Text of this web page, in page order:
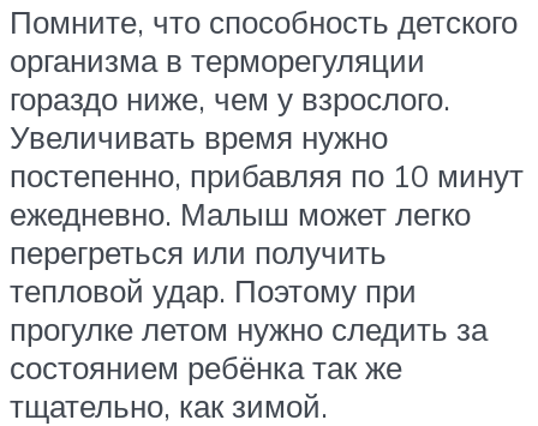
Помните, что способность детского
организма в терморегуляции
гораздо ниже, чем у взрослого.
Увеличивать время нужно
постепенно, прибавляя по 10 минут
ежедневно. Малыш может легко
перегреться или получить
тепловой удар. Поэтому при
прогулке летом нужно следить за
состоянием ребёнка так же
тщательно, как зимой.